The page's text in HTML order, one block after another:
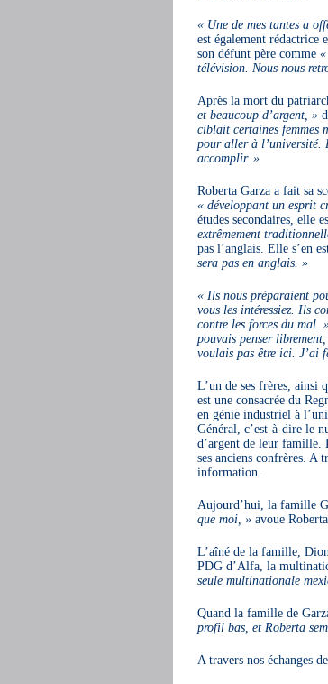
« Une de mes tantes a
est également
son défunt père comme
télévision. Nous nous
Après la mort du
et beaucoup d’argent, »
ciblait certaines femmes
pour aller à l’université.
accomplir. »
Roberta Garza a fait sa
« développant un esprit
études secondaires, elle
extrêmement
pas l’anglais. Elle s’en
sera pas en anglais. »
« Ils nous préparaient
vous les intéressiez. Ils
contre les forces du
pouvais penser
voulais pas être ici. J’ai
L’un de ses frères, ainsi
est une consacrée du
en génie industriel à
Général, c’est-à-dire le
d’argent de leur famille.
ses anciens confrères. A
information.
Aujourd’hui, la famille
que moi, »avoue
L’aîné de la famille,
PDG d’Alfa, la
seule multinationale
Quand la famille de
profil bas, et Roberta
A travers nos échanges